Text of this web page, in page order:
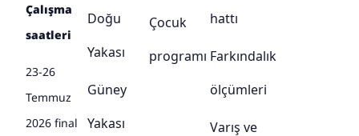
Çalışma
saatleri
23-26
Temmuz
2026 final
Doğu
Yakası
Güney
Yakası
Çocuk
programı
hattı
Farkındalık
ölçümleri
Varış ve